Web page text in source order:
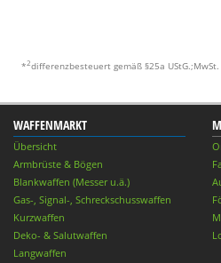
*2differenzbesteuert gemäß §25a
WAFFENMARKT
Übersicht
Armbrüste & Bögen
Blankwaffen (Messer u.ä.)
Gas-, Signal-, Schreckschusswaffen
Kurzwaffen
Deko- & Salutwaffen
Langwaffen